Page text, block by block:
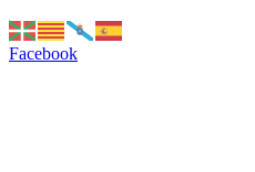
Facebook